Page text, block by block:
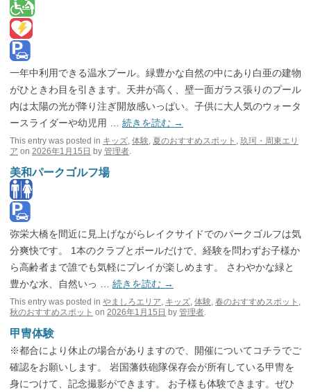
一年中利用できる温水プール。緑豊かな自然の中にあり白亜の建物
がひときわ目を引きます。天井が高く、壁一面ガラス張りのプール
内は太陽の光が降り注ぎ開放感いっぱい。子供に大人気のウォータ
ースライダーや幼児用 … 続きを読む →
This entry was posted in キッズ, 体験, 夏のおすすめスポット , 玖珂・周東エリ
ア on 2026年1月15日 by 管理者.
美和パークゴルフ場
弥栄大橋を間近に見上げながらレイクサイドでのパークゴルフは気
分爽快です。 1本のクラブとボールだけで、経験を問わずお子様か
ら高齢者まで誰でも気軽にプレイが楽しめます。 さわやかな緑と
豊かな水、自然いっ … 続きを読む →
This entry was posted in やましろエリア, キッズ, 体験, 春のおすすめスポット ,
秋のおすすめスポット on 2026年1月15日 by 管理者.
甲冑体験
※都合により休止の場合がありますので、開催についてコチラでご
確認をお願いします。 岩国藩鉄砲隊保存会が所有している甲冑を
身につけて、記念撮影ができます。 お子様も体験できます。ぜひ